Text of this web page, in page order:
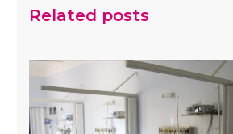
Related posts